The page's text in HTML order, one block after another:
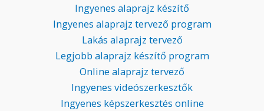
Ingyenes alaprajz készítő
Ingyenes alaprajz tervező program
Lakás alaprajz tervező
Legjobb alaprajz készítő program
Online alaprajz tervező
Ingyenes videószerkesztők
Ingyenes képszerkesztés online